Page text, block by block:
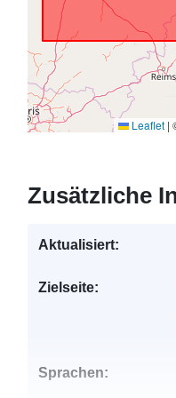
Leaflet |
Zusätzliche
Aktualisiert:
Zielseite:
Sprachen: